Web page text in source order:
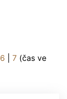
6 7(čas ve